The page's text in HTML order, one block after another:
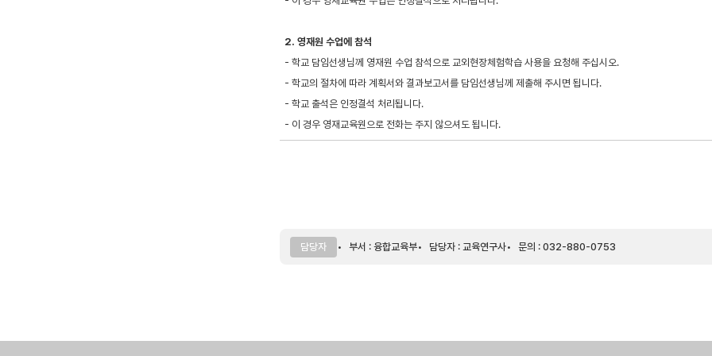
2. 영재원 수업에 참석
- 학교 담임선생님께 영재원 수업 참석으로 교외현장체험학습 사용을 요청해 주십시오.
- 학교의 절차에 따라 계획서와 결과보고서를 담임선생님께 제출해 주시면 됩니다.
- 학교 출석은 인정결석 처리됩니다.
- 이 경우 영재교육원으로 전화는 주지 않으셔도 됩니다.
담당자 부서 : 융합교육부 담당자 : 교육연구사 문의 : 032-880-0753